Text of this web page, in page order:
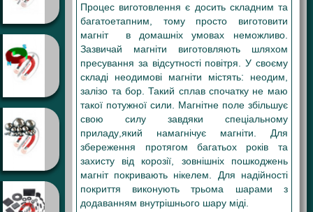
Процес виготовлення є досить складним та
багатоетапним, тому просто виготовити
магніт в домашніх умовах неможливо.
Зазвичай магніти виготовляють шляхом
пресування за відсутності повітря. У своєму
складі неодимові магніти містять: неодим,
залізо та бор. Такий сплав спочатку не маю
такої потужної сили. Магнітне поле збільшує
свою силу завдяки спеціальному
приладу,який намагнічує магніти. Для
збереження протягом багатьох років та
захисту від корозії, зовнішніх пошкоджень
магніт покривають нікелем. Для надійності
покриття виконують трьома шарами з
додаванням внутрішнього шару міді.